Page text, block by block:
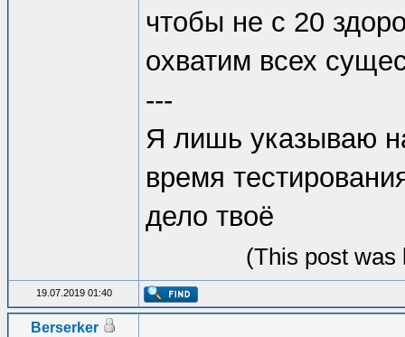
чтобы не с 20
охватим всех
---
Я лишь указываю
время
дело твоё
(This post
19.07.2019 01:40
Berserker